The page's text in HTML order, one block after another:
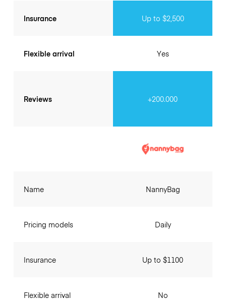
Insurance
Flexible arrival
Reviews
Up to $2,500
Yes
+200.000
Name
Pricing models
Insurance
Flexible arrival
NannyBag
Daily
Up to $1100
No